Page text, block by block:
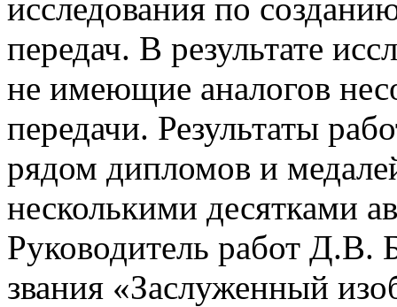
исследования по
передач. В результате
не имеющие аналогов
передачи. Результаты
рядом дипломов и
несколькими десятками
Руководитель работ Д.В.
звания «Заслуженный